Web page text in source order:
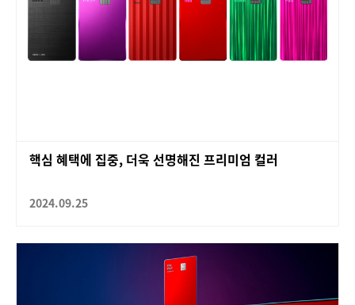
핵심 혜택에 집중, 더욱 선명해진 프리미엄 컬러
2024.09.25